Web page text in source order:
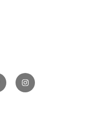
Instagram